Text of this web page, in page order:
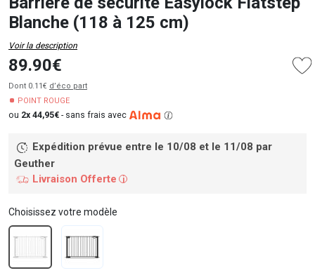
Blanche (118 à 125 cm)
Voir la description
89.90€
Dont 0.11€ d’éco part
POINT ROUGE
ou 2x 44,95€ - sans frais avec
Expédition prévue entre le 10/08 et le 11/08 par
Geuther
Livraison Offerte
i
Choisissez votre modèle